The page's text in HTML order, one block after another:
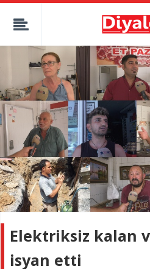
Elektriksiz kalan
isyan etti